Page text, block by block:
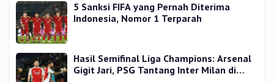
5 Sanksi FIFA yang Pernah Diterima
Indonesia, Nomor 1 Terparah
Hasil Semifinal Liga Champions: Arsenal
Gigit Jari, PSG Tantang Inter Milan di